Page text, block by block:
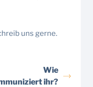
uns gerne.
Wie
ihr?